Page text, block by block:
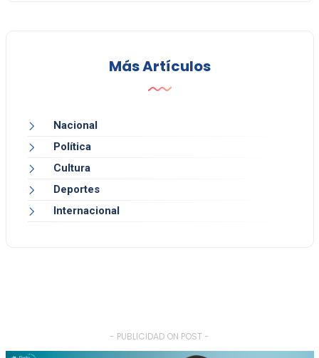
Más Artículos
Nacional
Política
Cultura
Deportes
Internacional
- PUBLICIDAD ON POST -